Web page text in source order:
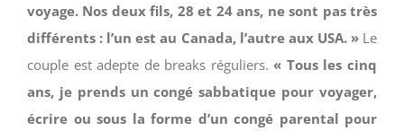
voyage. Nos deux fils, 28 et 24 ans, ne sont pas très
différents : l’un est au Canada, l’autre aux USA. »Le
couple est adepte de breaks réguliers.« Tous les cinq
ans, je prends un congé sabbatique pour voyager,
écrire ou sous la forme d’un congé parental pour